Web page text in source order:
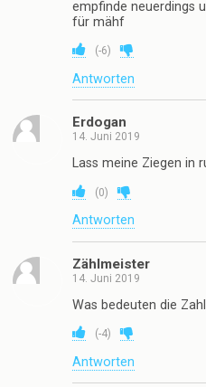
empfinde neuerdings
für mähf
(-6)
Antworten
Erdogan
14. Juni 2019
Lass meine Ziegen in
(0)
Antworten
Zählmeister
14. Juni 2019
Was bedeuten die
(-4)
Antworten